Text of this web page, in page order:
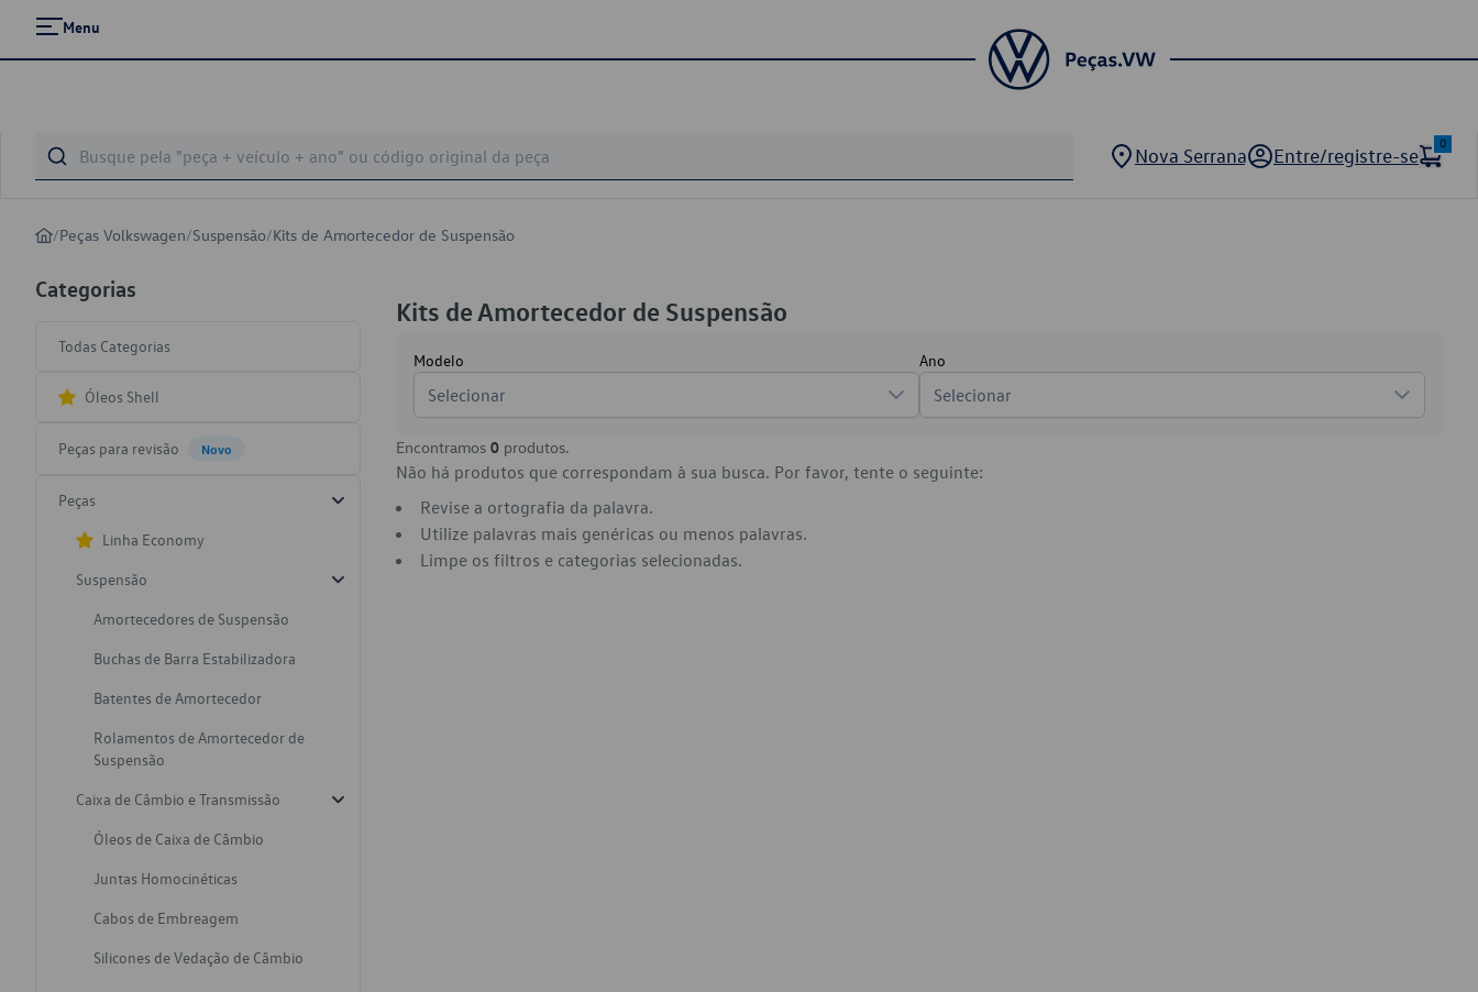
Menu
Nova Serrana Entre/registre-se
0
/Peças Volkswagen/Suspensão/Kits de Amortecedor de Suspensão
Categorias
Todas Categorias
Óleos Shell
Peças para revisão Novo
Peças
Linha Economy
Suspensão
Amortecedores de Suspensão
Buchas de Barra Estabilizadora
Batentes de Amortecedor
Rolamentos de Amortecedor de
Suspensão
Caixa de Câmbio e Transmissão
Óleos de Caixa de Câmbio
Juntas Homocinéticas
Cabos de Embreagem
Silicones de Vedação de Câmbio
Kits de Amortecedor de Suspensão
Modelo
Selecionar
Ano
Selecionar
Encontramos 0 produtos.
Não há produtos que correspondam à sua busca. Por favor, tente o seguinte:
Revise a ortografia da palavra.
Utilize palavras mais genéricas ou menos palavras.
Limpe os filtros e categorias selecionadas.